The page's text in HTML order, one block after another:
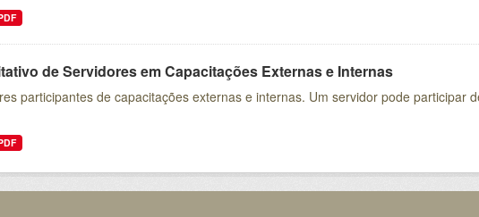
de Servidores em Capacitações Externas e Internas
participantes de capacitações externas e internas. Um servidor pode participar